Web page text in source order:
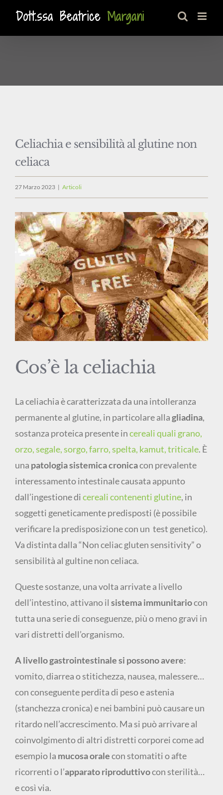
contenuto
Celiachia e sensibilità al glutine non
celiaca
27 Marzo 2023 | Articoli
Ingrandisci
immagine
Cos’è la celiachia
La celiachia è caratterizzata da una intolleranza
permanente al glutine, in particolare allagliadina,
sostanza proteica presente incereali quali grano,
orzo, segale, sorgo, farro, spelta, kamut, triticale. È
una patologia sistemica cronicacon prevalente
interessamento intestinale causata appunto
dall’ingestione dicereali contenenti glutine, in
soggetti geneticamente predisposti (è possibile
verificare la predisposizione con un test genetico).
Va distinta dalla “Non celiac gluten sensitivity” o
sensibilità al gultine non celiaca.
Queste sostanze, una volta arrivate a livello
dell’intestino, attivano il sistema immunitariocon
tutta una serie di conseguenze, più o meno gravi in
vari distretti dell’organismo.
A livello gastrointestinale si possono avere:
vomito, diarrea o stitichezza, nausea, malessere…
con conseguente perdita di peso e astenia
(stanchezza cronica) e nei bambini può causare un
ritardo nell’accrescimento. Ma si può arrivare al
coinvolgimento di altri distretti corporei come ad
esempio la mucosa oralecon stomatiti o afte
ricorrenti o l’apparato riproduttivocon sterilità…
e così via.